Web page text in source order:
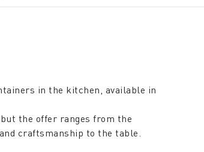
in the kitchen, available in
the offer ranges from the
craftsmanship to the table.